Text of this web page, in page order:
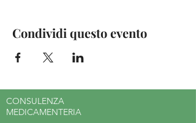
Condividi questo evento
CONSULENZA
MEDICAMENTERIA